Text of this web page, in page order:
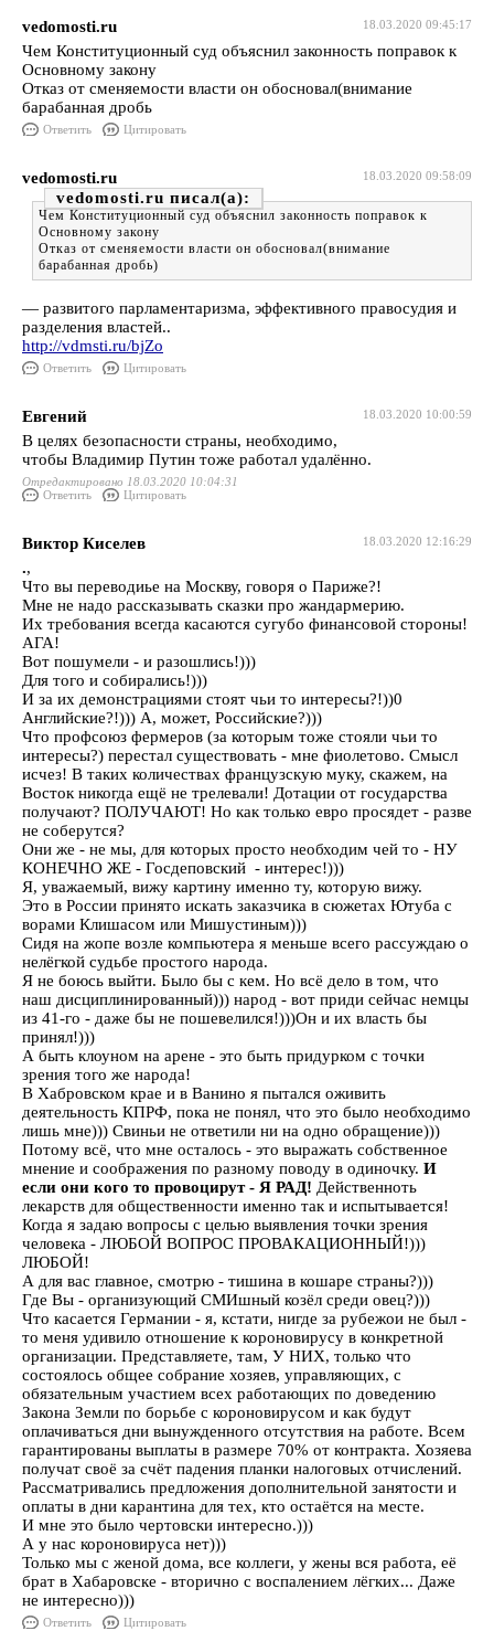
18.03.2020 09:45:17
vedomosti.ru
Чем Конституционный суд объяснил законность поправок к
Основному закону
Отказ от сменяемости власти он обосновал(внимание
барабанная дробь
Ответить Цитировать
18.03.2020 09:58:09
vedomosti.ru
vedomosti.ru
Чем Конституционный суд объяснил законность поправок к
Основному закону
Отказ от сменяемости власти он обосновал(внимание
барабанная дробь)
— развитого парламентаризма, эффективного правосудия и
разделения властей..
http://vdmsti.ru/bjZo
Ответить Цитировать
18.03.2020 10:00:59
Евгений
В целях безопасности страны, необходимо,
чтобы Владимир Путин тоже работал удалённо.
Отредактировано 18.03.2020 10:04:31
Ответить
Цитировать
18.03.2020 12:16:29
Виктор Киселев
.,
Что вы переводиье на Москву, говоря о Париже?!
Мне не надо рассказывать сказки про жандармерию.
Их требования всегда касаются сугубо финансовой стороны!
АГА!
Вот пошумели - и разошлись!)))
Для того и собирались!)))
И за их демонстрациями стоят чьи то интересы?!))0
Английские?!))) А, может, Российские?)))
Что профсоюз фермеров (за которым тоже стояли чьи то
интересы?) перестал существовать - мне фиолетово. Смысл
исчез! В таких количествах французскую муку, скажем, на
Восток никогда ещё не трелевали! Дотации от государства
получают? ПОЛУЧАЮТ! Но как только евро просядет - разве
не соберутся?
Они же - не мы, для которых просто необходим чей то - НУ
КОНЕЧНО ЖЕ - Госдеповский - интерес!)))
Я, уважаемый, вижу картину именно ту, которую вижу.
Это в России принято искать заказчика в сюжетах Ютуба с
ворами Клишасом или Мишустиным)))
Сидя на жопе возле компьютера я меньше всего рассуждаю о
нелёгкой судьбе простого народа.
Я не боюсь выйти. Было бы с кем. Но всё дело в том, что
наш дисциплинированный))) народ - вот приди сейчас немцы
из 41-го - даже бы не пошевелился!)))Он и их власть бы
принял!)))
А быть клоуном на арене - это быть придурком с точки
зрения того же народа!
В Хабровском крае и в Ванино я пытался оживить
деятельность КПРФ, пока не понял, что это было необходимо
лишь мне))) Свиньи не ответили ни на одно обращение)))
Потому всё, что мне осталось - это выражать собственное
мнение и соображения по разному поводу в одиночку. И
если они кого то провоцирут - Я РАД! Действенноть
лекарств для общественности именно так и испытывается!
Когда я задаю вопросы с целью выявления точки зрения
человека - ЛЮБОЙ ВОПРОС ПРОВАКАЦИОННЫЙ!)))
ЛЮБОЙ!
А для вас главное, смотрю - тишина в кошаре страны?)))
Где Вы - организующий СМИшный козёл среди овец?)))
Что касается Германии - я, кстати, нигде за рубежои не был -
то меня удивило отношение к короновирусу в конкретной
организации. Представляете, там, У НИХ, только что
состоялось общее собрание хозяев, управляющих, с
обязательным участием всех работающих по доведению
Закона Земли по борьбе с короновирусом и как будут
оплачиваться дни вынужденного отсутствия на работе. Всем
гарантированы выплаты в размере 70% от контракта. Хозяева
получат своё за счёт падения планки налоговых отчислений.
Рассматривались предложения дополнительной занятости и
оплаты в дни карантина для тех, кто остаётся на месте.
И мне это было чертовски интересно.)))
А у нас короновируса нет)))
Только мы с женой дома, все коллеги, у жены вся работа, её
брат в Хабаровске - вторично с воспалением лёгких... Даже
не интересно)))
Ответить Цитировать